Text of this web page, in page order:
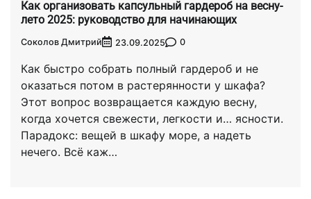
Как организовать капсульный гардероб на весну-
лето 2025: руководство для начинающих
Соколов Дмитрий 23.09.2025 0
Как быстро собрать полный гардероб и не
оказаться потом в растерянности у шкафа?
Этот вопрос возвращается каждую весну,
когда хочется свежести, легкости и… ясности.
Парадокс: вещей в шкафу море, а надеть
нечего. Всё каж…